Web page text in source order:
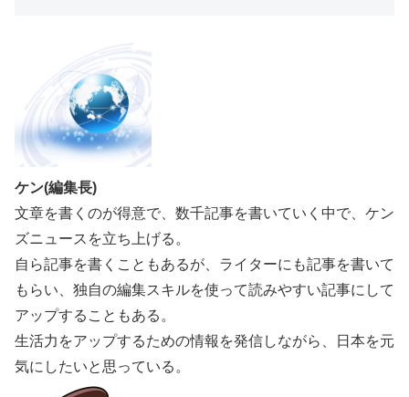
ケン(編集長)
文章を書くのが得意で、数千記事を書いていく中で、ケン
ズニュースを立ち上げる。
自ら記事を書くこともあるが、ライターにも記事を書いて
もらい、独自の編集スキルを使って読みやすい記事にして
アップすることもある。
生活力をアップするための情報を発信しながら、日本を元
気にしたいと思っている。